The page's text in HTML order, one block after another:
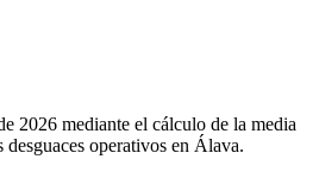
2026 mediante el cálculo de la media
operativos en Álava.